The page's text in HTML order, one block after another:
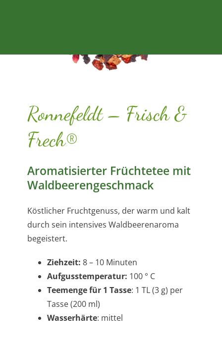
Ronnefeldt – Frisch &
Frech®
Aromatisierter Früchtetee mit
Waldbeerengeschmack
Köstlicher Fruchtgenuss, der warm und kalt
durch sein intensives Waldbeerenaroma
begeistert.
Ziehzeit: 8 – 10 Minuten
Aufgusstemperatur: 100 ° C
Teemenge für 1 Tasse: 1 TL (3 g) per
Tasse (200 ml)
Wasserhärte: mittel